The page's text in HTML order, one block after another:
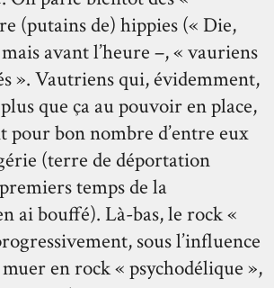
(putains de) hippies (« Die,
avant l’heure –, « vauriens
». Vautriens qui, évidemment,
que ça au pouvoir en place,
pour bon nombre d’entre eux
(terre de déportation
temps de la
ai bouffé). Là-bas, le rock «
sous l’influence
en rock « psychodélique »,